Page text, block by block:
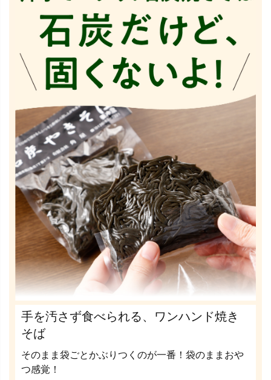
手を汚さず食べられる、ワンハンド焼き
そば
そのまま袋ごとかぶりつくのが一番！袋のままおや
つ感覚！